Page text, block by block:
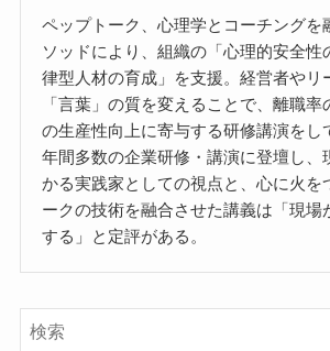
ペップトーク、心理学とコーチングを
ソッドにより、組織の「心理的安全性
律型人材の育成」を支援。経営者やリ
「言葉」の質を変えることで、離職率
の生産性向上に寄与する研修講演をし
年間多数の企業研修・講演に登壇し、
かる実践家としての視点と、心に火を
ークの技術を融合させた講義は「現場
する」と定評がある。